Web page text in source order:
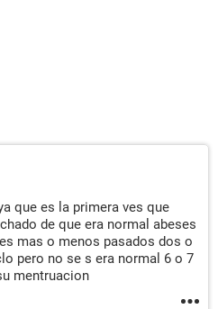
que es la primera ves que
de que era normal abeses
mas o menos pasados dos o
pero no se s era normal 6 o 7
mentruacion